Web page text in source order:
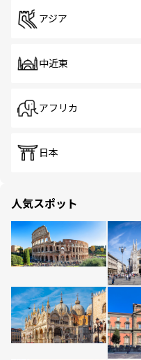
アジア
中近東
アフリカ
日本
人気スポット